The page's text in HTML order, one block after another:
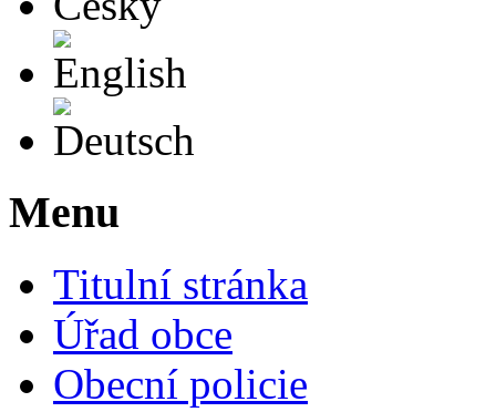
Menu
Titulní stránka
Úřad obce
Obecní policie